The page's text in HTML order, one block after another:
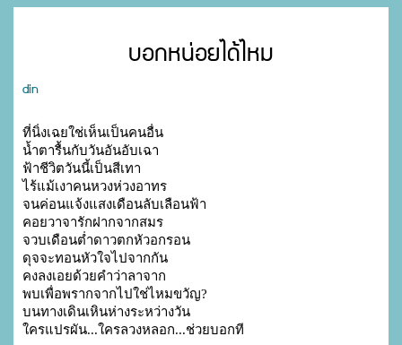
บอกหน่อยได้ไหม
din
ที่นิ่งเฉยใช่เห็นเป็นคนอื่น
น้ำตารื้นกับวันอันอับเฉา
ฟ้าชีวิตวันนี้เป็นสีเทา
ไร้แม้เงาคนหวงห่วงอาทร
จนค่อนแจ้งแสงเดือนลับเลือนฟ้า
คอยวาจารักฝากจากสมร
จวบเดือนต่ำดาวตกหัวอกรอน
ดุจจะทอนหัวใจไปจากกัน
คงลงเอยด้วยคำว่าลาจาก
พบเพื่อพรากจากไปใช่ไหมขวัญ?
บนทางเดินเหินห่างระหว่างวัน
ใครแปรผัน...ใครลวงหลอก...ช่วยบอกที